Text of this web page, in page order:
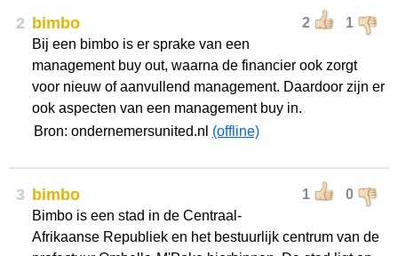
2 2 1
bimbo
Bij een bimbo is er sprake van een
management buy out, waarna de financier ook zorgt
voor nieuw of aanvullend management. Daardoor zijn er
ook aspecten van een management buy in.
Bron: ondernemersunited.nl (offline)
3 1 0
bimbo
Bimbo is een stad in de Centraal-
Afrikaanse Republiek en het bestuurlijk centrum van de